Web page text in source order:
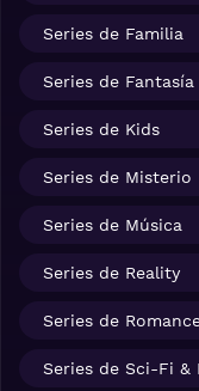
Series de Familia
Series de Fantasía
Series de Kids
Series de Misterio
Series de Música
Series de Reality
Series de
Series de Sci-Fi &